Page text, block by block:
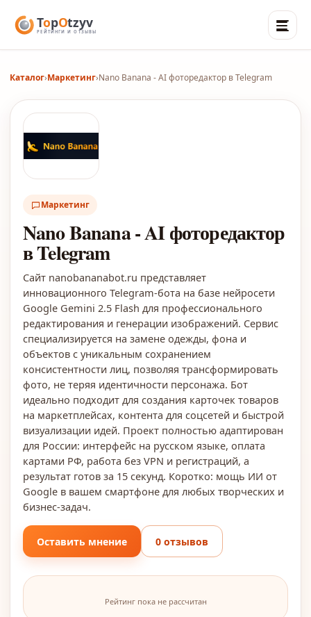
Каталог›Маркетинг›Nano Banana - AI фоторедактор в Telegram
Маркетинг
Nano Banana - AI фоторедактор
в Telegram
Сайт nanobananabot.ru представляет
инновационного Telegram-бота на базе нейросети
Google Gemini 2.5 Flash для профессионального
редактирования и генерации изображений. Сервис
специализируется на замене одежды, фона и
объектов с уникальным сохранением
консистентности лиц, позволяя трансформировать
фото, не теряя идентичности персонажа. Бот
идеально подходит для создания карточек товаров
на маркетплейсах, контента для соцсетей и быстрой
визуализации идей. Проект полностью адаптирован
для России: интерфейс на русском языке, оплата
картами РФ, работа без VPN и регистраций, а
результат готов за 15 секунд. Коротко: мощь ИИ от
Google в вашем смартфоне для любых творческих и
бизнес-задач.
Оставить мнение 0 отзывов
Рейтинг пока не рассчитан